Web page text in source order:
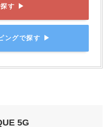
探す ▶
ングで探す ▶
5G